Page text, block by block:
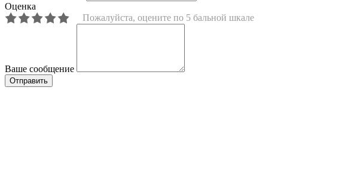
Оценка
Пожалуйста, оцените по 5 бальной шкале
Ваше сообщение